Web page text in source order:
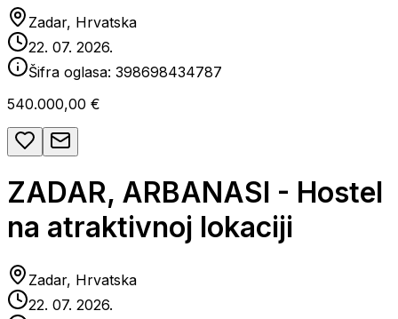
Zadar, Hrvatska
22. 07. 2026.
Šifra oglasa: 398698434787
540.000,00 €
ZADAR, ARBANASI - Hostel
na atraktivnoj lokaciji
Zadar, Hrvatska
22. 07. 2026.